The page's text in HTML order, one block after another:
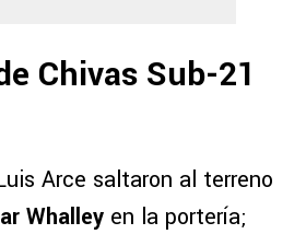
Chivas Sub-21
Arce saltaron al terreno
Whalley en la portería;